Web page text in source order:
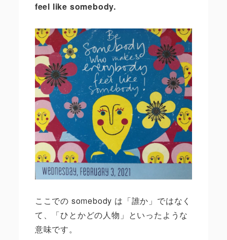
feel like somebody.
ここでの somebody は「誰か」ではなく
て、「ひとかどの人物」といったような
意味です。